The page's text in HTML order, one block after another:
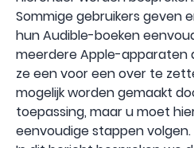
Sommige gebruikers geven
hun Audible-boeken
meerdere Apple-apparaten
ze een voor een over te
mogelijk worden gemaakt
toepassing, maar u moet
eenvoudige stappen volgen.